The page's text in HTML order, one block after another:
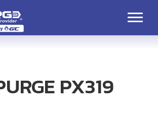
PX319